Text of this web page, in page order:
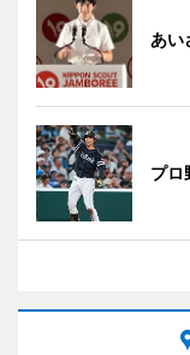
あい
プロ